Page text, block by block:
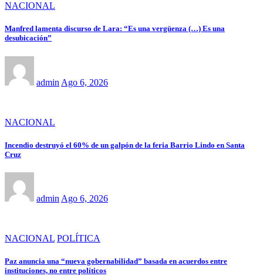
NACIONAL
Manfred lamenta discurso de Lara: “Es una vergüenza (…) Es una
desubicación”
admin Ago 6, 2026
NACIONAL
Incendio destruyó el 60% de un galpón de la feria Barrio Lindo en Santa
Cruz
admin Ago 6, 2026
NACIONAL POLÍTICA
Paz anuncia una “nueva gobernabilidad” basada en acuerdos entre
instituciones, no entre políticos